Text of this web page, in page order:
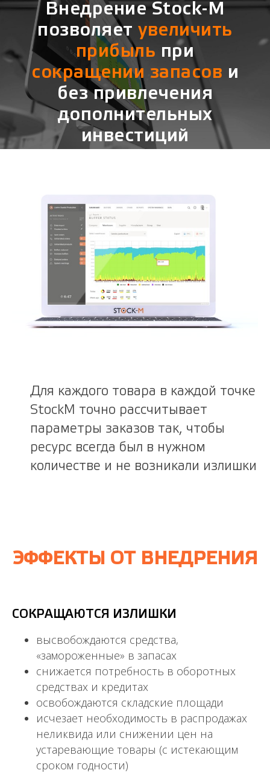
Внедрение Stock-M
позволяетувеличить
прибыль при
сокращении запасов и
без привлечения
дополнительных
инвестиций
Для каждого товара в каждой точке
StockM точно рассчитывает
параметры заказов так, чтобы
ресурс всегда был в нужном
количестве и не возникали излишки
ЭФФЕКТЫ ОТ ВНЕДРЕНИЯ
СОКРАЩАЮТСЯ ИЗЛИШКИ
высвобождаются средства,
«замороженные» в запасах
снижается потребность в оборотных
средствах и кредитах
освобождаются складские площади
исчезает необходимость в распродажах
неликвида или снижении цен на
устаревающие товары (с истекающим
сроком годности)